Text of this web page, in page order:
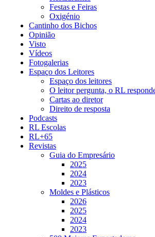
Festas e Feiras
Oxigénio
Cantinho dos Bichos
Opinião
Visto
Vídeos
Fotogalerias
Espaço dos Leitores
Espaço dos leitores
O leitor pergunta, o RL
Cartas ao diretor
Direito de resposta
Podcasts
RL Escolas
RL+65
Revistas
Guia do Empresário
2025
2024
2023
Moldes e Plásticos
2026
2025
2024
2023